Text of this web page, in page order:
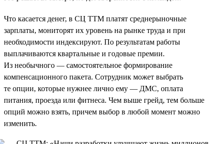
Что касается денег, в СЦ ТТМ платят среднерыночные
зарплаты, мониторят их уровень на рынке труда и при
необходимости индексируют. По результатам работы
выплачиваются квартальные и годовые премии.
Из необычного — самостоятельное формирование
компенсационного пакета. Сотрудник может выбрать
те опции, которые нужнее лично ему — ДМС, оплата
питания, проезда или фитнеса. Чем выше грейд, тем больше
опций можно взять, причем выбор в любой момент можно
изменить.